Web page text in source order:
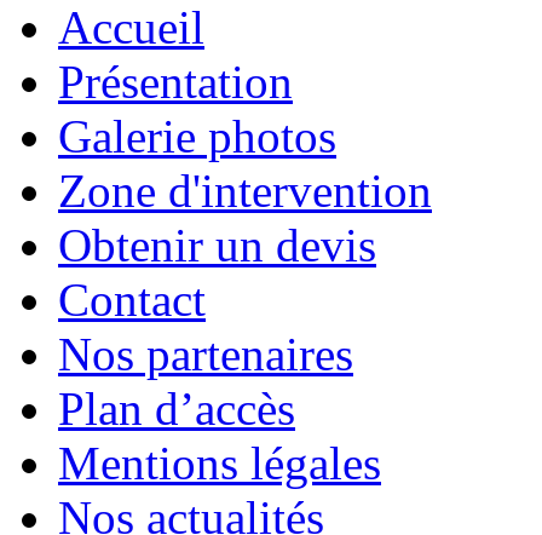
Accueil
Présentation
Galerie photos
Zone d'intervention
Obtenir un devis
Contact
Nos partenaires
Plan d’accès
Mentions légales
Nos actualités